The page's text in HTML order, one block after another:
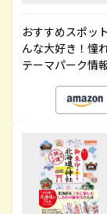
おすすめスポッ
んな大好き！憧
テーマパーク情